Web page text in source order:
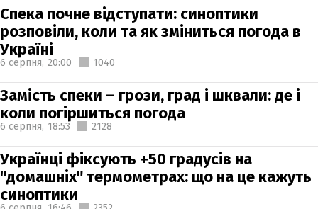
Спека почне відступати: синоптики
розповіли, коли та як зміниться погода в
Україні
6 серпня, 20:00 1040
Замість спеки – грози, град і шквали: де і
коли погіршиться погода
6 серпня, 18:53 2128
Українці фіксують +50 градусів на
"домашніх" термометрах: що на це кажуть
синоптики